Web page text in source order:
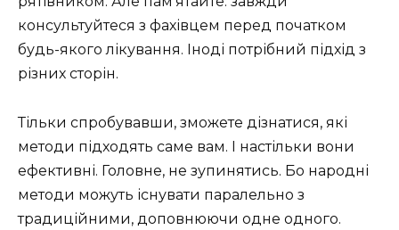
консультуйтеся з фахівцем перед початком
будь-якого лікування. Іноді потрібний підхід з
різних сторін.
Тільки спробувавши, зможете дізнатися, які
методи підходять саме вам. І настільки вони
ефективні. Головне, не зупинятись. Бо народні
методи можуть існувати паралельно з
традиційними, доповнюючи одне одного.